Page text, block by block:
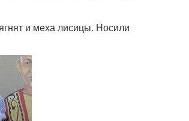
и меха лисицы. Носили